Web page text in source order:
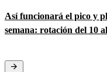
Así funcionará el pico y
semana: rotación del 10